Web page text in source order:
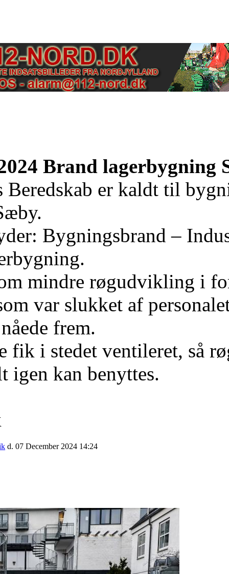
Brand lagerbygning
er kaldt til
Bygningsbrand –
mindre røgudvikling i
var slukket af
frem.
fik i stedet ventileret, så
igen kan benyttes.
d. 07 December 2024 14:24